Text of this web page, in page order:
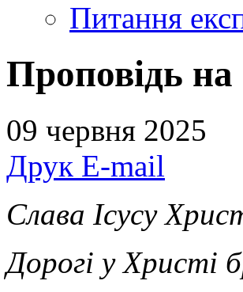
Питання
Проповідь на
09 червня 2025
Друк E-mail
Слава Ісусу
Дорогі у Христі